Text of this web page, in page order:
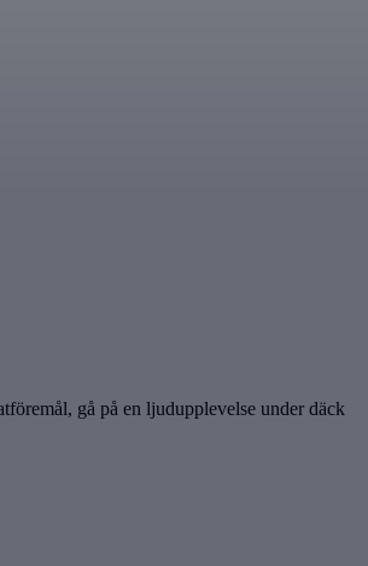
gå på en ljudupplevelse under däck